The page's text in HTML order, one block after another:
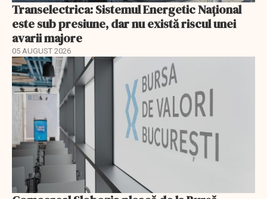
Transelectrica: Sistemul Energetic Național
este sub presiune, dar nu există riscul unei
avarii majore
05 AUGUST 2026